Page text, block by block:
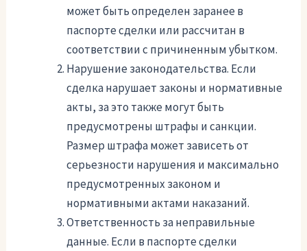
может быть определен заранее в
паспорте сделки или рассчитан в
соответствии с причиненным убытком.
Нарушение законодательства. Если
сделка нарушает законы и нормативные
акты, за это также могут быть
предусмотрены штрафы и санкции.
Размер штрафа может зависеть от
серьезности нарушения и максимально
предусмотренных законом и
нормативными актами наказаний.
Ответственность за неправильные
данные. Если в паспорте сделки